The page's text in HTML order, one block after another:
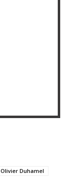
Olivier Duhamel